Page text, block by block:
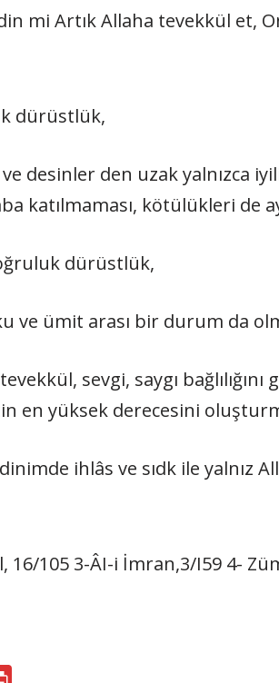
mi Artık Allaha tevekkül et,
dü­rüstlük,
de­sinler den uzak yalnızca
katılmaması, kötülükleri de
dürüstlük,
ve ümit arası bir durum da
tevek­kül, sevgi, saygı
en yüksek derecesini
ihlâs ve sıdk ile
16/105 3-ÂI-i İmran,3/I59 4-